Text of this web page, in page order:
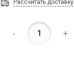
Рассчитать доставку
- +